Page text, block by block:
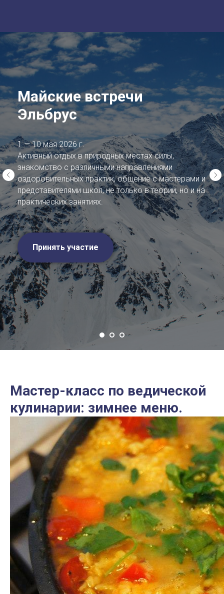
Майские встречи
Эльбрус
1 — 10 мая 2026 г.
Активный отдых в природных местах силы,
знакомство с различными направлениями
оздоровительных практик, общение с мастерами и
представителями школ, не только в теории, но и на
практических занятиях.
Принять участие
Мастер-класс по ведической
кулинарии: зимнее меню.